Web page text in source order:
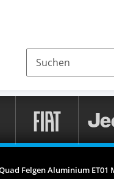
Felgen Aluminium ET01